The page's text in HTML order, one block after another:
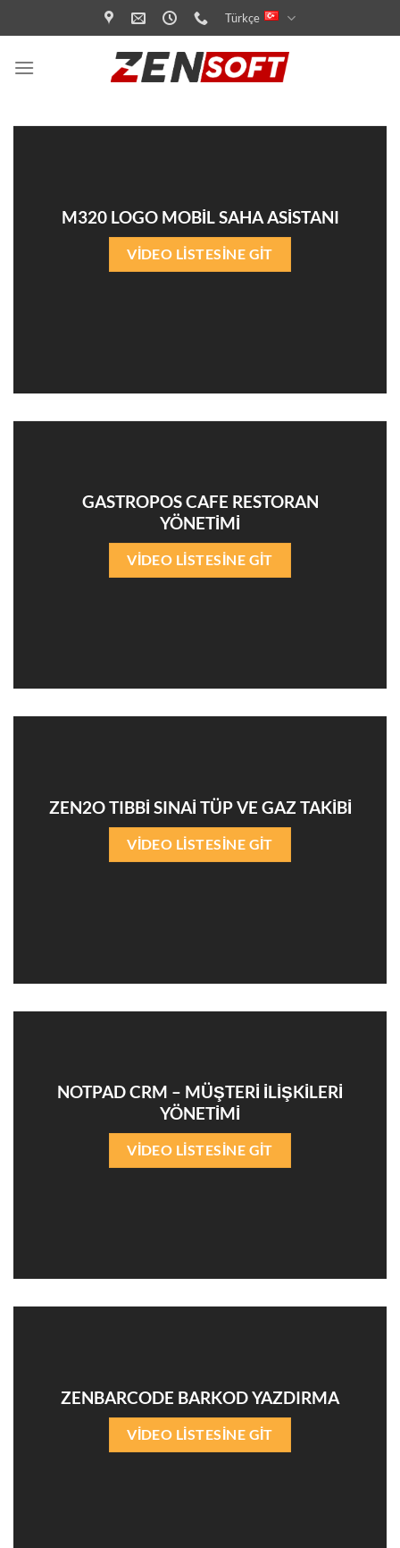
atla
Türkçe
M320 LOGO MOBİL SAHA ASİSTANI
VİDEO LİSTESİNE GİT
GASTROPOS CAFE RESTORAN
YÖNETİMİ
VİDEO LİSTESİNE GİT
ZEN2O TIBBİ SINAİ TÜP VE GAZ TAKİBİ
VİDEO LİSTESİNE GİT
NOTPAD CRM – MÜŞTERİ İLİŞKİLERİ
YÖNETİMİ
VİDEO LİSTESİNE GİT
ZENBARCODE BARKOD YAZDIRMA
VİDEO LİSTESİNE GİT